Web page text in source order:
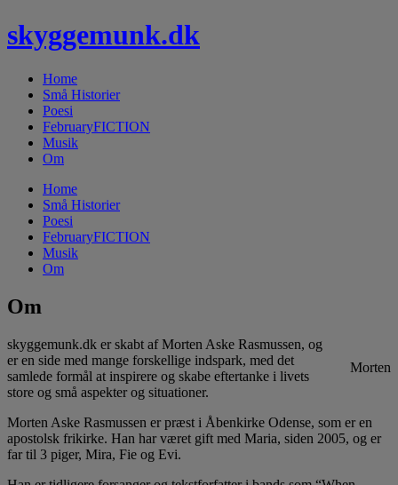
skyggemunk.dk
Home
Små Historier
Poesi
FebruaryFICTION
Musik
Om
Home
Små Historier
Poesi
FebruaryFICTION
Musik
Om
Om
Morten
skyggemunk.dk er skabt af Morten Aske Rasmussen, og
er en side med mange forskellige indspark, med det
samlede formål at inspirere og skabe eftertanke i livets
store og små aspekter og situationer.
Morten Aske Rasmussen er præst i Åbenkirke Odense, som er en
apostolsk frikirke. Han har været gift med Maria, siden 2005, og er
far til 3 piger, Mira, Fie og Evi.